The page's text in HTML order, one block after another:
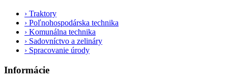
› Traktory
› Poľnohospodárska technika
› Komunálna technika
› Sadovníctvo a zelináry
› Spracovanie úrody
Informácie